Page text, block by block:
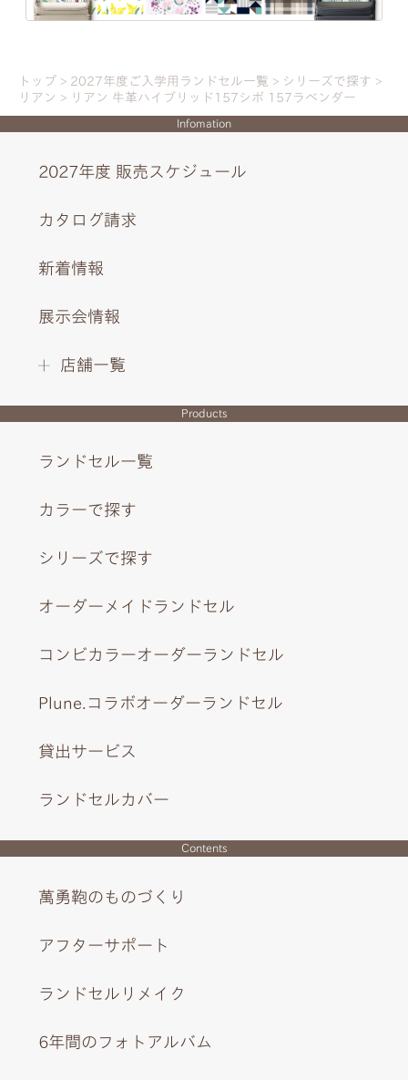
金具はすべて華やかなゴールドに統一。
INTERIOR DESIGN
可憐なチャームやリボンのびょう、大胆なイラストで印象
的に。
トップ 2027年度ご入学用ランドセル一覧
シリーズで探す
リアン
リアン 牛革ハイブリッド157シボ 157ラベンダー
Infomation
2027年度 販売スケジュール
カタログ請求
新着情報
展示会情報
店舗一覧
Products
ランドセル一覧
カラーで探す
シリーズで探す
オーダーメイドランドセル
コンビカラーオーダーランドセル
Plune.コラボオーダーランドセル
貸出サービス
ランドセルカバー
Contents
萬勇鞄のものづくり
アフターサポート
ランドセルリメイク
6年間のフォトアルバム